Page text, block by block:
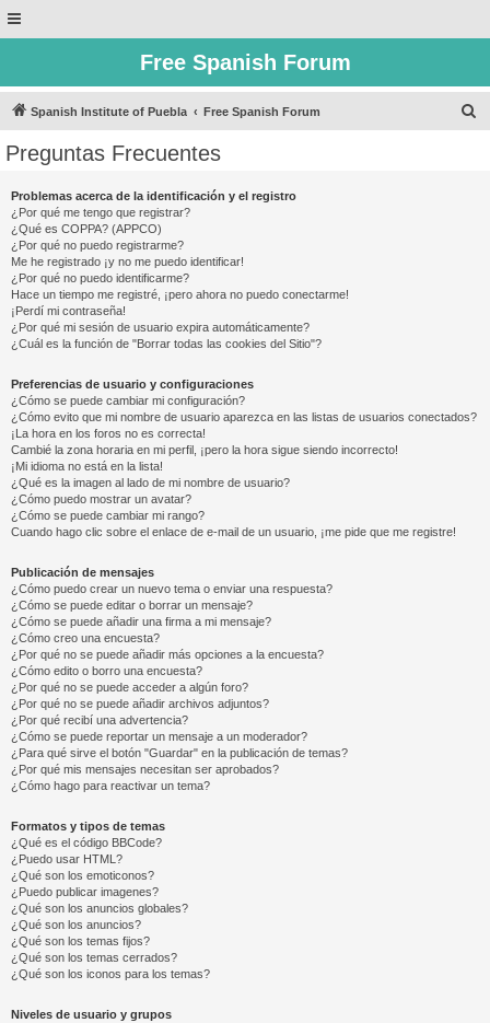
Free Spanish Forum
Spanish Institute of Puebla Free Spanish Forum
Preguntas Frecuentes
Problemas acerca de la identificación y el registro
¿Por qué me tengo que registrar?
¿Qué es COPPA? (APPCO)
¿Por qué no puedo registrarme?
Me he registrado ¡y no me puedo identificar!
¿Por qué no puedo identificarme?
Hace un tiempo me registré, ¡pero ahora no puedo conectarme!
¡Perdí mi contraseña!
¿Por qué mi sesión de usuario expira automáticamente?
¿Cuál es la función de "Borrar todas las cookies del Sitio"?
Preferencias de usuario y configuraciones
¿Cómo se puede cambiar mi configuración?
¿Cómo evito que mi nombre de usuario aparezca en las listas de usuarios conectados?
¡La hora en los foros no es correcta!
Cambié la zona horaria en mi perfil, ¡pero la hora sigue siendo incorrecto!
¡Mi idioma no está en la lista!
¿Qué es la imagen al lado de mi nombre de usuario?
¿Cómo puedo mostrar un avatar?
¿Cómo se puede cambiar mi rango?
Cuando hago clic sobre el enlace de e-mail de un usuario, ¡me pide que me registre!
Publicación de mensajes
¿Cómo puedo crear un nuevo tema o enviar una respuesta?
¿Cómo se puede editar o borrar un mensaje?
¿Cómo se puede añadir una firma a mi mensaje?
¿Cómo creo una encuesta?
¿Por qué no se puede añadir más opciones a la encuesta?
¿Cómo edito o borro una encuesta?
¿Por qué no se puede acceder a algún foro?
¿Por qué no se puede añadir archivos adjuntos?
¿Por qué recibí una advertencia?
¿Cómo se puede reportar un mensaje a un moderador?
¿Para qué sirve el botón "Guardar" en la publicación de temas?
¿Por qué mis mensajes necesitan ser aprobados?
¿Cómo hago para reactivar un tema?
Formatos y tipos de temas
¿Qué es el código BBCode?
¿Puedo usar HTML?
¿Qué son los emoticonos?
¿Puedo publicar imagenes?
¿Qué son los anuncios globales?
¿Qué son los anuncios?
¿Qué son los temas fijos?
¿Qué son los temas cerrados?
¿Qué son los iconos para los temas?
Niveles de usuario y grupos